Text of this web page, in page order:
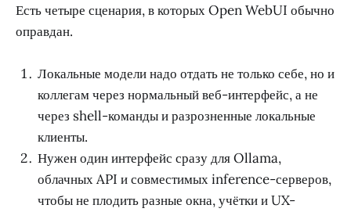
Есть четыре сценария, в которых Open WebUI обычно
оправдан.
Локальные модели надо отдать не только себе, но и
коллегам через нормальный веб-интерфейс, а не
через shell-команды и разрозненные локальные
клиенты.
Нужен один интерфейс сразу для Ollama,
облачных API и совместимых inference-серверов,
чтобы не плодить разные окна, учётки и UX-